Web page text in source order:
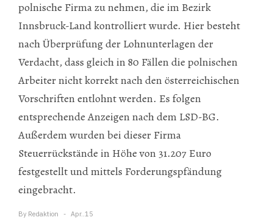
polnische Firma zu nehmen, die im Bezirk
Innsbruck-Land kontrolliert wurde. Hier besteht
nach Überprüfung der Lohnunterlagen der
Verdacht, dass gleich in 80 Fällen die polnischen
Arbeiter nicht korrekt nach den österreichischen
Vorschriften entlohnt werden. Es folgen
entsprechende Anzeigen nach dem LSD-BG.
Außerdem wurden bei dieser Firma
Steuerrückstände in Höhe von 31.207 Euro
festgestellt und mittels Forderungspfändung
eingebracht.
By Redaktion Apr..15